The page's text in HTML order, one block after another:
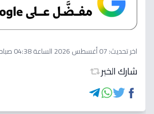
اخر تحديث:07 أغسطس 2026 الساعة 04:38 صباحاً
شارك الخبر